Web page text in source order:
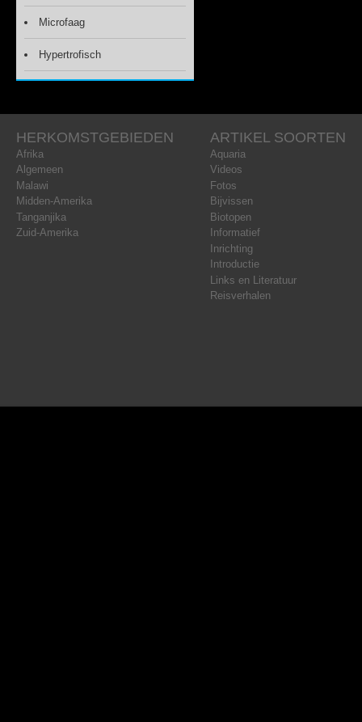
Microfaag
Hypertrofisch
HERKOMSTGEBIEDEN
Afrika
Algemeen
Malawi
Midden-Amerika
Tanganjika
Zuid-Amerika
ARTIKEL SOORTEN
Aquaria
Videos
Fotos
Bijvissen
Biotopen
Informatief
Inrichting
Introductie
Links en Literatuur
Reisverhalen